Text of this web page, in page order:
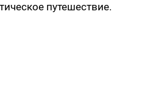
путешествие.